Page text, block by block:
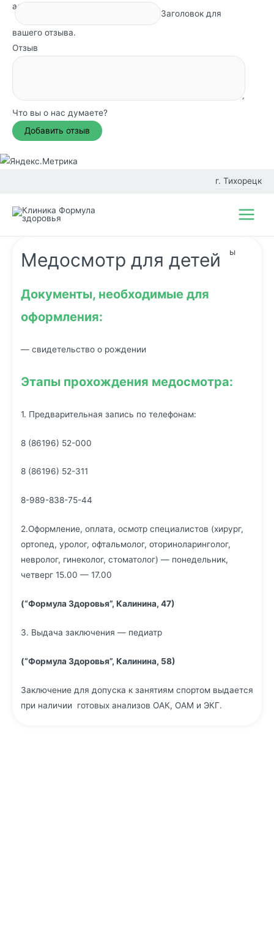
адрес электронной почты?
Заголовок для
вашего отзыва.
Отзыв
Что вы о нас думаете?
г. Тихорецк
ы
Main
Медосмотр для детей
Документы, необходимые для
оформления:
— свидетельство о рождении
Этапы прохождения медосмотра:
1. Предварительная запись по телефонам:
8 (86196) 52-000
8 (86196) 52-311
8-989-838-75-44
2.Оформление, оплата, осмотр специалистов (хирург,
ортопед, уролог, офтальмолог, оториноларинголог,
невролог, гинеколог, стоматолог) — понедельник,
четверг 15.00 — 17.00
(“Формула Здоровья”, Калинина, 47)
3. Выдача заключения — педиатр
(“Формула Здоровья”, Калинина, 58)
Заключение для допуска к занятиям спортом выдается
при наличии готовых анализов ОАК, ОАМ и ЭКГ.